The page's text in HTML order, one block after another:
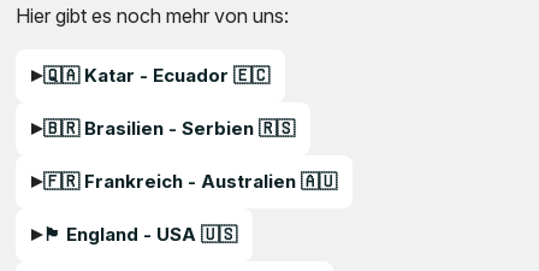
Hier gibt es noch mehr von uns:
🇶🇦 Katar - Ecuador 🇪🇨
🇧🇷 Brasilien - Serbien 🇷🇸
🇫🇷 Frankreich - Australien 🇦🇺
🏴󠁧󠁢󠁥󠁮󠁧󠁿 England - USA 🇺🇸